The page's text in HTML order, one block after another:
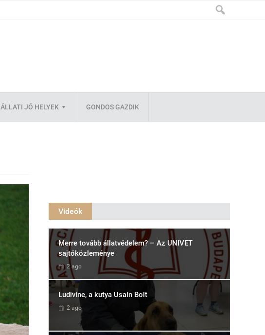
ÁLLATI JÓ HELYEK GONDOS GAZDIK
Videók
Merre tovább állatvédelem? – Az UNIVET
sajtóközleménye
2 ago
Ludivine, a kutya Usain Bolt
2 ago